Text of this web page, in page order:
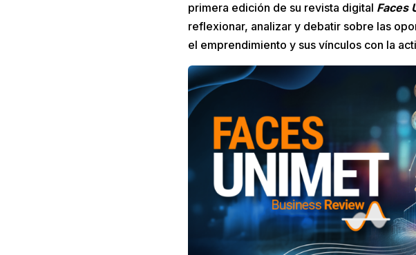
primera edición de su revista digital Faces
reflexionar, analizar y debatir sobre las
el emprendimiento y sus vínculos con la